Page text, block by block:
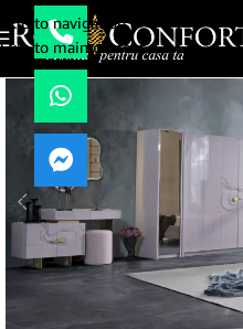
Skip to navigation
Skip to main content